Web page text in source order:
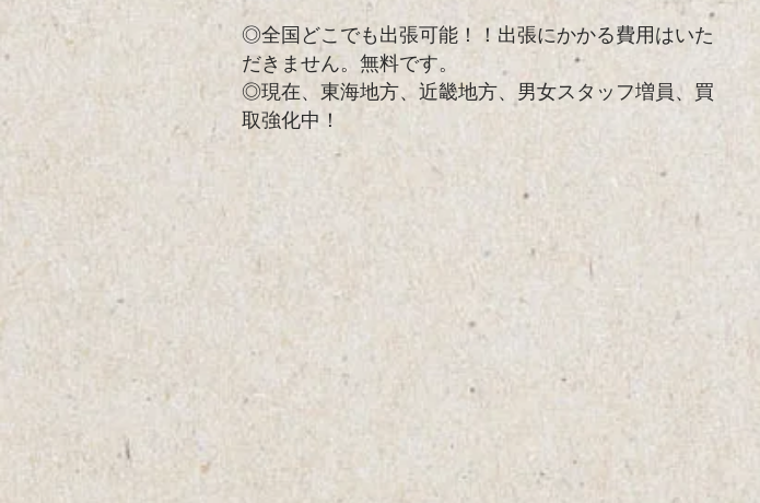
◎全国どこでも出張可能！！出張にかかる費用はいた
だきません。無料です。
​◎現在、東海地方、近畿地方、男女スタッフ増員、買
取強化中！